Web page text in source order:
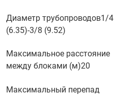
Диаметр трубопроводов1/4
(6.35)-3/8 (9.52)
Максимальное расстояние
между блоками (м)20
Максимальный перепад